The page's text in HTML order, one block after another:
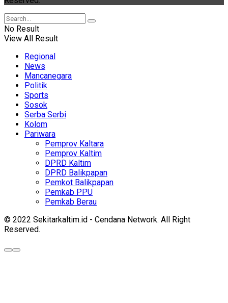
No Result
View All Result
Regional
News
Mancanegara
Politik
Sports
Sosok
Serba Serbi
Kolom
Pariwara
Pemprov Kaltara
Pemprov Kaltim
DPRD Kaltim
DPRD Balikpapan
Pemkot Balikpapan
Pemkab PPU
Pemkab Berau
© 2022 Sekitarkaltim.id - Cendana Network. All Right
Reserved.